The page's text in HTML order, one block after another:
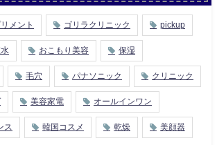
メント ゴリラクリニック pickup
おこもり美容 保湿
毛穴 パナソニック クリニック
美容家電 オールインワン
ス 韓国コスメ 乾燥 美顔器